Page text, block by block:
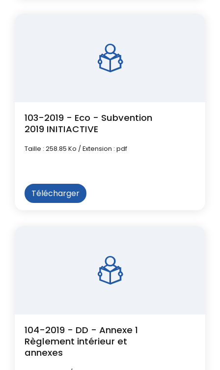
103-2019 - Eco - Subvention
2019 INITIACTIVE
Taille : 258.85 Ko / Extension : pdf
Télécharger
104-2019 - DD - Annexe 1
Règlement intérieur et
annexes